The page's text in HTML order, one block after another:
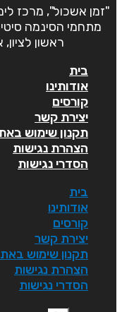
"זמן אשכול", מרכז
מתחמי הסינמה
ראשון
בית
אודותינו
קורסים
יצירת קשר
תקנון שימוש באתר
הצהרת נגישות
הסדרי נגישות
בית
אודותינו
קורסים
יצירת קשר
תקנון שימוש באתר
הצהרת נגישות
הסדרי נגישות